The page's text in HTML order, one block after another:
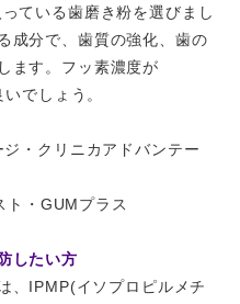
ている歯磨き粉を選びまし
成分で、歯質の強化、歯の
ます。フッ素濃度が
でしょう。
・クリニカアドバンテー
ト・GUMプラス
したい方
、IPMP(イソプロピルメチ